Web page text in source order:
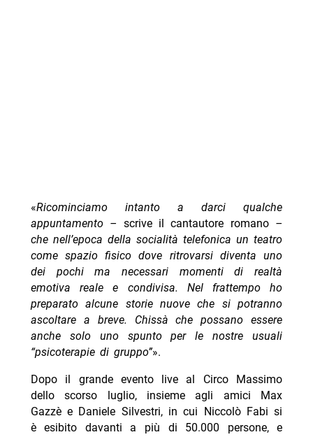
«Ricominciamo intanto a darci qualche
appuntamento – scrive il cantautore romano–
che nell’epoca della socialità telefonica un teatro
come spazio fisico dove ritrovarsi diventa uno
dei pochi ma necessari momenti di realtà
emotiva reale e condivisa. Nel frattempo ho
preparato alcune storie nuove che si potranno
ascoltare a breve. Chissà che possano essere
anche solo uno spunto per le nostre usuali
“psicoterapie di gruppo”».
Dopo il grande evento live al Circo Massimo
dello scorso luglio, insieme agli amici Max
Gazzè e Daniele Silvestri, in cui Niccolò Fabi si
è esibito davanti a più di 50.000 persone, e